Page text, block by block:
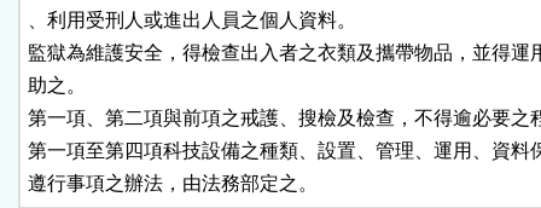
、利用受刑人或進出人員之個人資料。
監獄為維護安全，得檢查出入者之衣類及攜帶物品，並得運
助之。
第一項、第二項與前項之戒護、搜檢及檢查，不得逾必要之
第一項至第四項科技設備之種類、設置、管理、運用、資料
遵行事項之辦法，由法務部定之。